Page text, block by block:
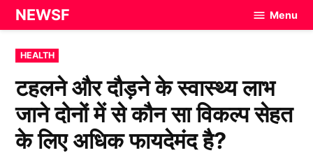
Skip
to
content
NEWSF Menu
POSTED
IN
HEALTH
टहलने और दौड़ने के स्वास्थ्य लाभ
जाने दोनों में से कौन सा विकल्प सेहत
के लिए अधिक फायदेमंद है?